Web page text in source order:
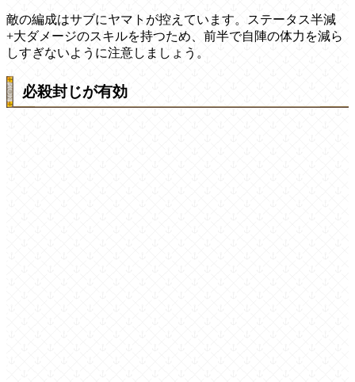
敵の編成はサブにヤマトが控えています。ステータス半減
+大ダメージのスキルを持つため、前半で自陣の体力を減ら
しすぎないように注意しましょう。
必殺封じが有効